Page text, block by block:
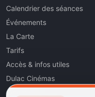
Calendrier des séances
Événements
La Carte
Tarifs
Accès & infos utiles
Dulac Cinémas
Cinéma5